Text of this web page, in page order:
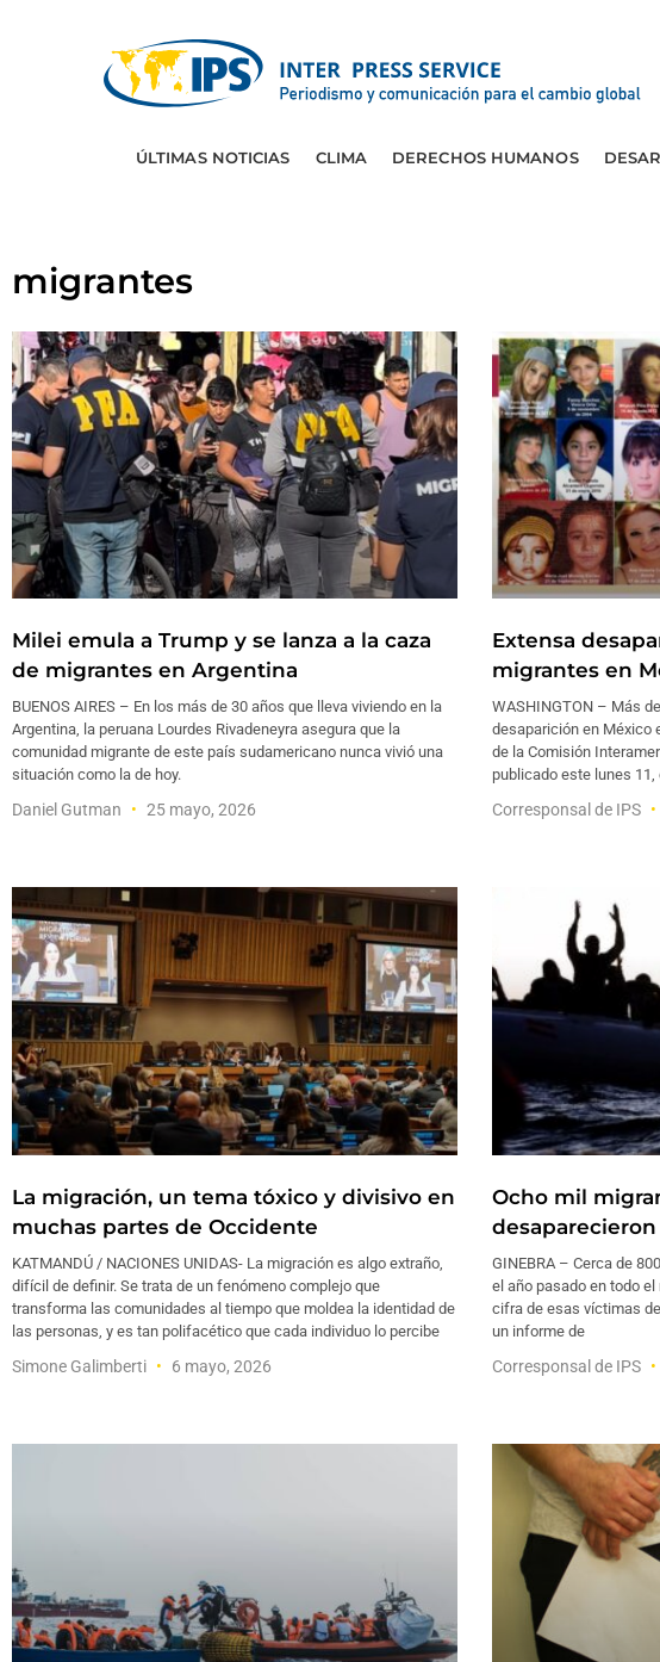
ÚLTIMAS NOTICIAS CLIMA DERECHOS HUMANOS
migrantes
Milei emula a Trump y se lanza a la caza
de migrantes en Argentina
BUENOS AIRES – En los más de 30 años que lleva viviendo en la
Argentina, la peruana Lourdes Rivadeneyra asegura que la
comunidad migrante de este país sudamericano nunca vivió una
situación como la de hoy.
Daniel Gutman 25 mayo, 2026
Extensa
migrantes en
WASHINGTON – Más
desaparición en México
de la Comisión
publicado este lunes
Corresponsal de IPS
La migración, un tema tóxico y divisivo en
muchas partes de Occidente
KATMANDÚ / NACIONES UNIDAS- La migración es algo extraño,
difícil de definir. Se trata de un fenómeno complejo que
transforma las comunidades al tiempo que moldea la identidad de
las personas, y es tan polifacético que cada individuo lo percibe
Simone Galimberti 6 mayo, 2026
Ocho mil
GINEBRA – Cerca de
el año pasado en todo
cifra de esas víctimas
un informe de
Corresponsal de IPS